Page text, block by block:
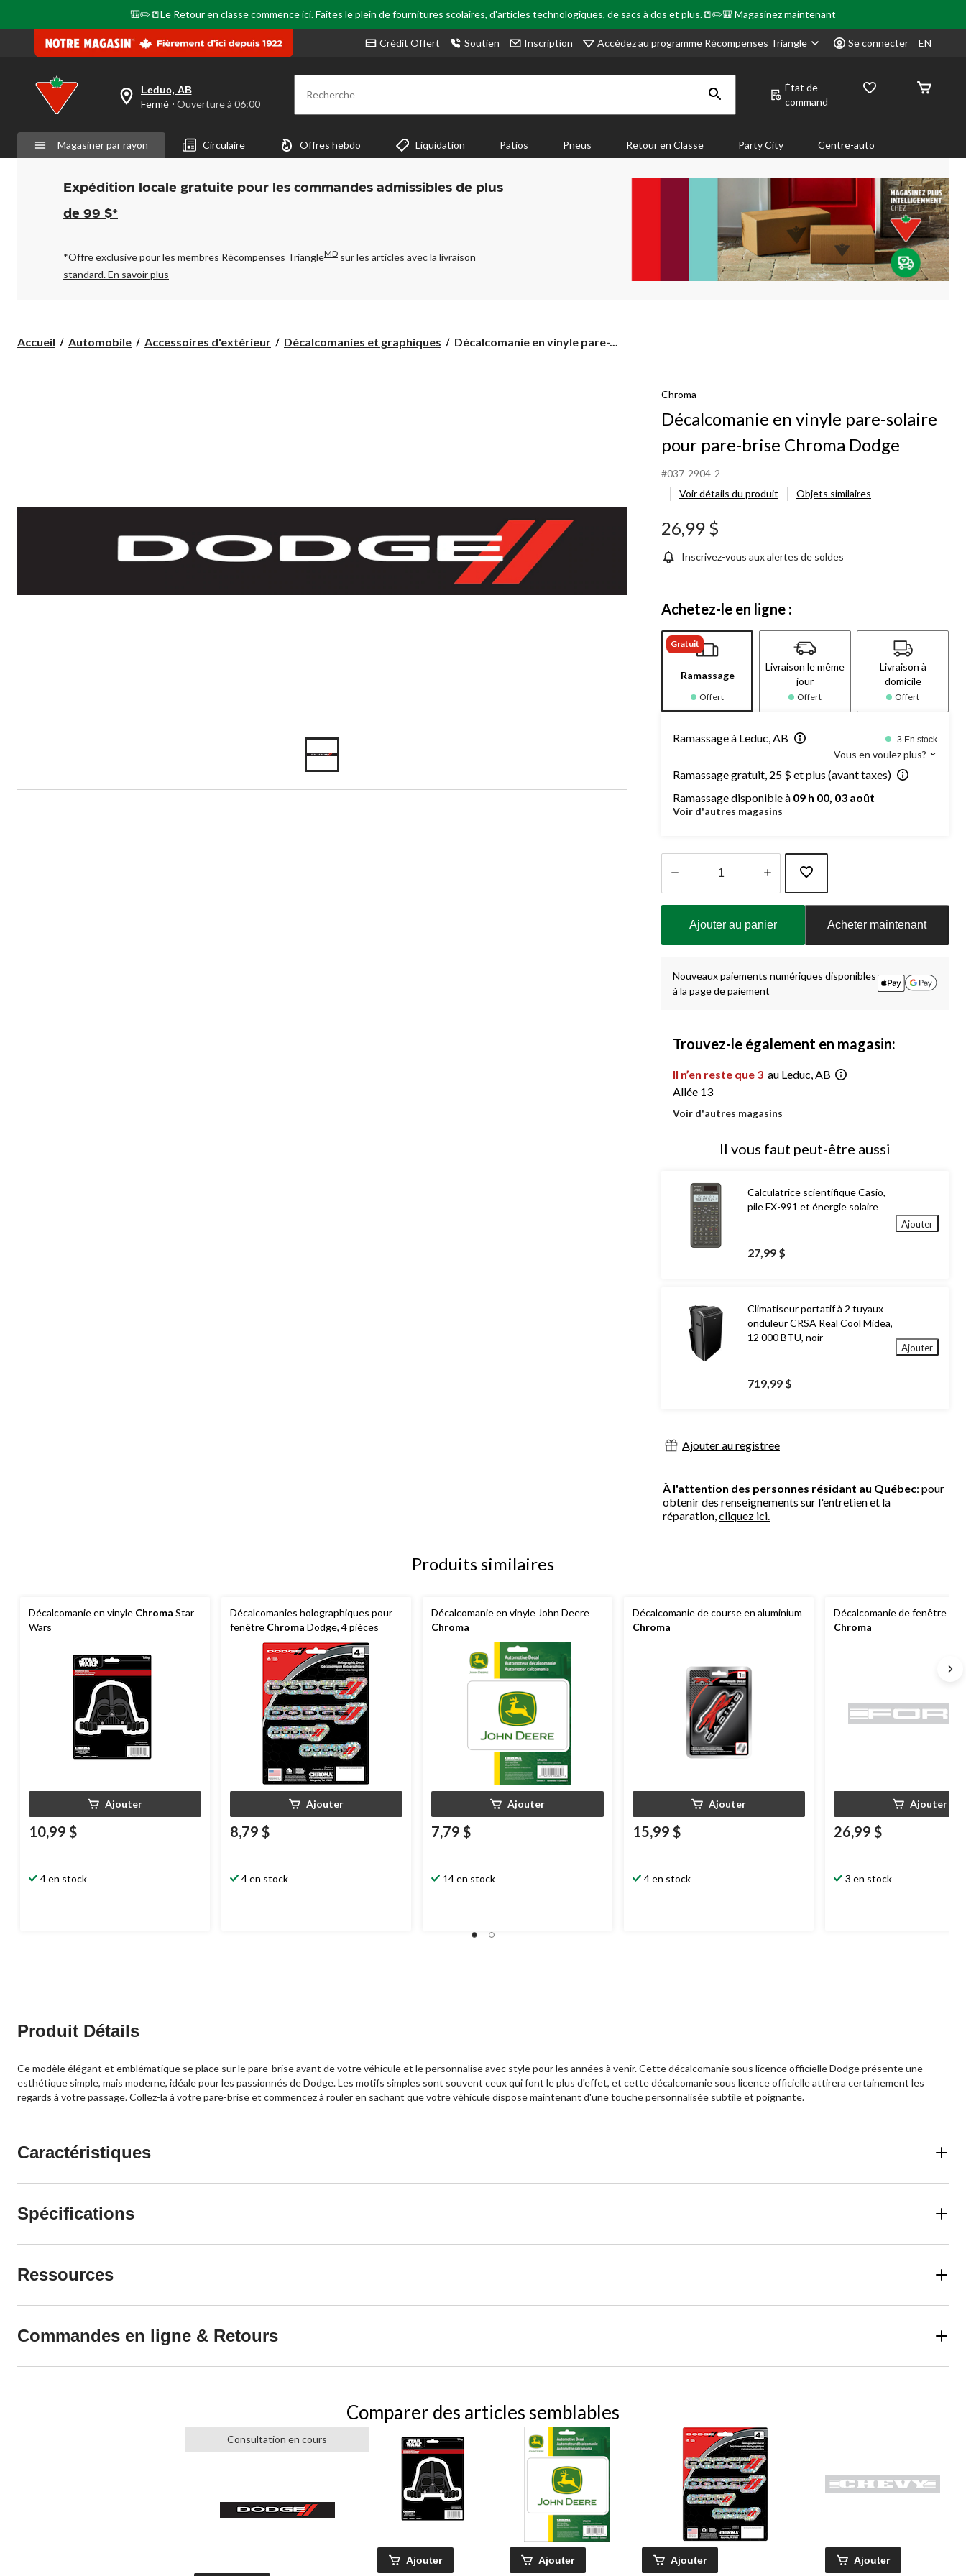
🎒✏️📒Le Retour en classe commence ici. Faites le plein de fournitures scolaires, d'articles technologiques, de sacs à dos et plus.📒✏️🎒Magasinez maintenant
Crédit Offert Soutien Inscription Accédez au programme Récompenses Triangle Se connecter EN
votre
est
Leduc,
AB,
Fermé,
Ouverture
à
pour
changer
Leduc, AB
Fermé ⋅ Ouverture à 06:00 Recherche
État de
command
Magasiner par rayon Circulaire Offres hebdo Liquidation Patios Pneus Retour en Classe Party City Centre-auto
Expédition locale gratuite pour les commandes admissibles de plus
de 99 $*
*Offre exclusive pour les membres Récompenses TriangleMD sur les articles avec la livraison
standard.En savoir plus
Accueil Automobile Accessoires d'extérieur Décalcomanies et graphiques
Décalcomanie
Décalcomanie en vinyle pare-...
Chroma
Décalcomanie en vinyle pare-solaire
pour pare-brise Chroma Dodge
#037-2904-2
Voir détails du produit
Objets similaires
26,99 $
Inscrivez-vous aux alertes de soldes
Achetez-le en ligne :
Gratuit
Ramassage
Offert
Livraison le même
jour
Offert
Livraison à
domicile
Offert
Ramassage à Leduc, AB 3 En stock
Vous en voulez plus?
Ramassage gratuit, 25 $ et plus (avant taxes)
Ramassage disponible à 09 h 00, 03 août
Voir d'autres magasins
Ajouter au panier Acheter maintenant
Nouveaux paiements numériques disponibles
à la page de paiement
Trouvez-le également en magasin:
Il n’en reste que 3 au Leduc, AB
Allée 13
Voir d'autres magasins
Il vous faut peut-être aussi
Calculatrice scientifique Casio,
pile FX-991 et énergie solaire
27,99 $
Ajouter
Climatiseur portatif à 2 tuyaux
onduleur CRSA Real Cool Midea,
12 000 BTU, noir
719,99 $
Ajouter
Ajouter au registree
À l'attention des personnes résidant au Québec: pour
obtenir des renseignements sur l'entretien et la
réparation,cliquez ici.
Produits similaires
Décalcomanie en vinyle Chroma Star
Wars
Ajouter
10,99 $
4 en stock
Décalcomanies holographiques pour
fenêtre Chroma Dodge, 4 pièces
Ajouter
8,79 $
4 en stock
Décalcomanie en vinyle John Deere
Chroma
Ajouter
7,79 $
14 en stock
Décalcomanie de course en aluminium
Chroma
Ajouter
15,99 $
4 en stock
Décalcomanie de fenêtre
Chroma
Ajouter
26,99 $
3 en stock
Produit Détails
Ce modèle élégant et emblématique se place sur le pare-brise avant de votre véhicule et le personnalise avec style pour les années à venir. Cette décalcomanie sous licence officielle Dodge présente une
esthétique simple, mais moderne, idéale pour les passionnés de Dodge. Les motifs simples sont souvent ceux qui font le plus d'effet, et cette décalcomanie sous licence officielle attirera certainement les
regards à votre passage. Collez-la à votre pare-brise et commencez à rouler en sachant que votre véhicule dispose maintenant d'une touche personnalisée subtile et poignante.
Caractéristiques
Spécifications
Ressources
Commandes en ligne & Retours
Comparer des articles semblables
Consultation en cours
Ajouter Ajouter Ajouter Ajouter